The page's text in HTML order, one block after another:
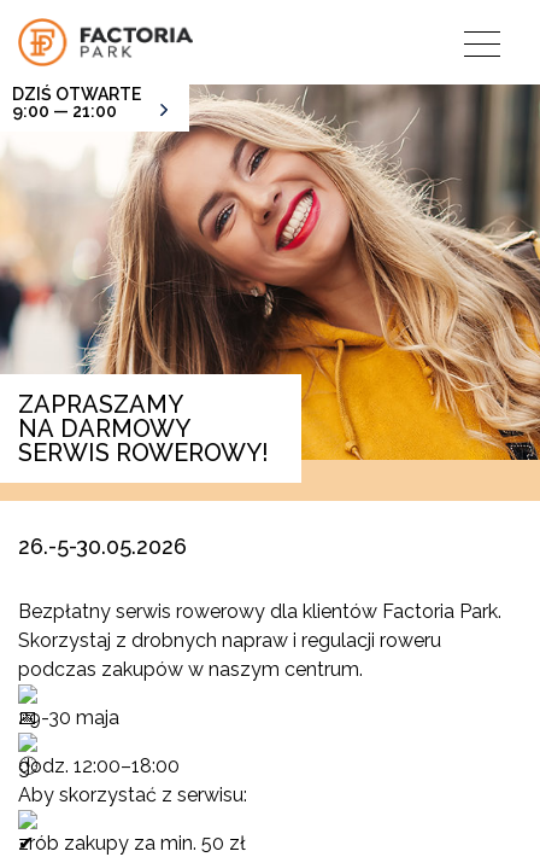
DZIŚ OTWARTE
9:00 — 21:00
ZAPRASZAMY
NA DARMOWY
SERWIS ROWEROWY!
26.-5-30.05.2026
Bezpłatny serwis rowerowy dla klientów Factoria Park.
Skorzystaj z drobnych napraw i regulacji roweru
podczas zakupów w naszym centrum.
29-30 maja
godz. 12:00–18:00
Aby skorzystać z serwisu:
zrób zakupy za min. 50 zł